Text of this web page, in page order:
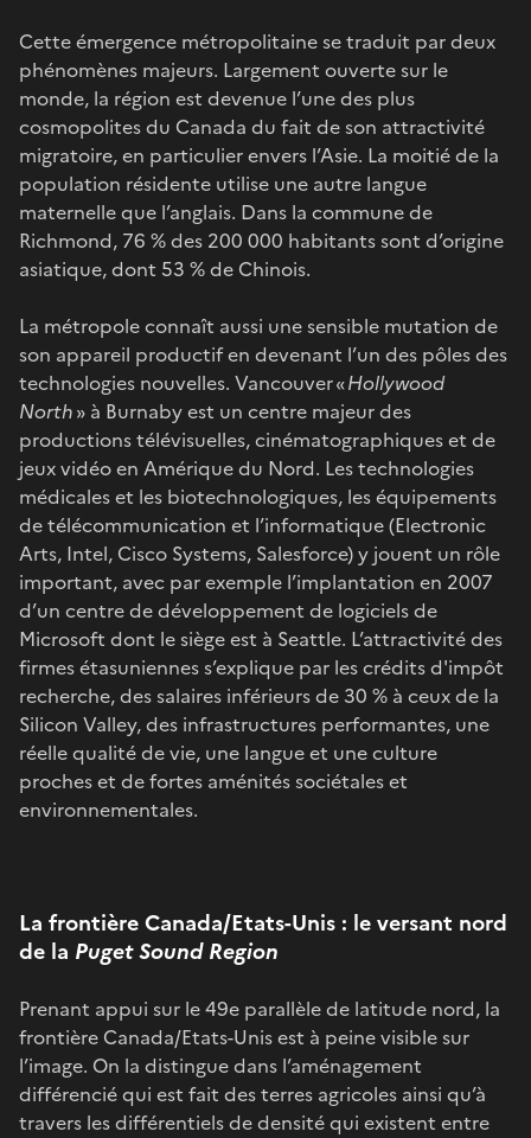
Cette émergence métropolitaine se traduit par deux
phénomènes majeurs. Largement ouverte sur le
monde, la région est devenue l’une des plus
cosmopolites du Canada du fait de son attractivité
migratoire, en particulier envers l’Asie. La moitié de la
population résidente utilise une autre langue
maternelle que l’anglais. Dans la commune de
Richmond, 76 % des 200 000 habitants sont d’origine
asiatique, dont 53 % de Chinois.
La métropole connaît aussi une sensible mutation de
son appareil productif en devenant l’un des pôles des
technologies nouvelles. Vancouver «Hollywood
North» à Burnaby est un centre majeur des
productions télévisuelles, cinématographiques et de
jeux vidéo en Amérique du Nord. Les technologies
médicales et les biotechnologiques, les équipements
de télécommunication et l’informatique (Electronic
Arts, Intel, Cisco Systems, Salesforce) y jouent un rôle
important, avec par exemple l’implantation en 2007
d’un centre de développement de logiciels de
Microsoft dont le siège est à Seattle. L’attractivité des
firmes étasuniennes s’explique par les crédits d'impôt
recherche, des salaires inférieurs de 30 % à ceux de la
Silicon Valley, des infrastructures performantes, une
réelle qualité de vie, une langue et une culture
proches et de fortes aménités sociétales et
environnementales.
La frontière Canada/Etats-Unis : le versant nord
de la Puget Sound Region
Prenant appui sur le 49e parallèle de latitude nord, la
frontière Canada/Etats-Unis est à peine visible sur
l’image. On la distingue dans l’aménagement
différencié qui est fait des terres agricoles ainsi qu’à
travers les différentiels de densité qui existent entre